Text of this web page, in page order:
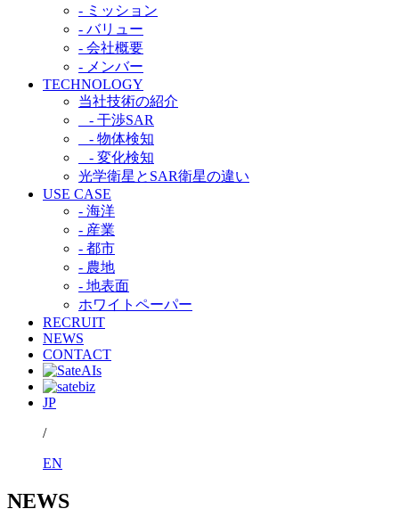
- ミッション
- バリュー
- 会社概要
- メンバー
TECHNOLOGY
当社技術の紹介​
- 干渉SAR​
- 物体検知​
- 変化検知​
光学衛星とSAR衛星の違い​
USE CASE
- 海洋
- 産業
- 都市​
- 農地
- 地表面
ホワイトペーパー
RECRUIT
NEWS
CONTACT
JP
/
EN
NEWS